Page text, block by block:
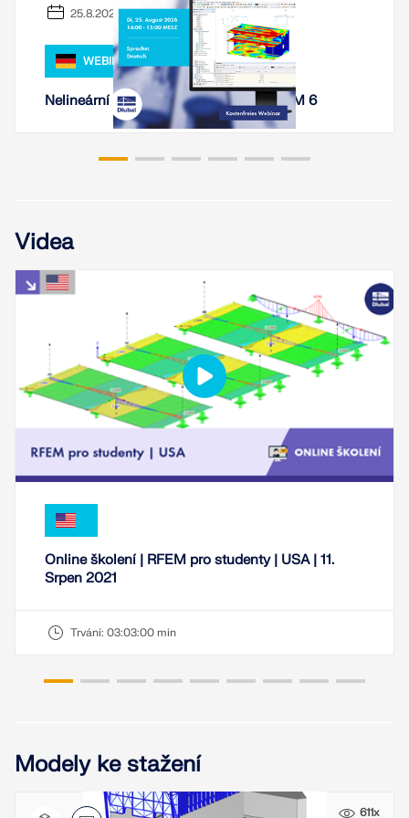
Dokumentace API
Začínáme
MKP pro ocelové spoje
Navrhujte a analyzujte ocelové spoje pomocí
CBFEM, v souladu s EN 1993‑1‑8 a AISC 360, plně
integrované v programu RFEM 6 pro rychlejší a
přesnější konstrukční pracovní postupy.
VÍCE INFORMACÍ
Online služba Dlubal poskytuje mapy oblastí pro
rychlé stanovení sněhových zatížení, rychlostí větru
a seizmických údajů.
25.8.2026
WEBINÁŘ
Nelineární výpočet železobetonu v RFEM 6
Videa
Online školení | RFEM pro studenty | USA | 11.
Srpen 2021
Trvání: 03:03:00 min
Modely ke stažení
611x